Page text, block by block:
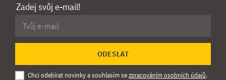
Zadej svůj e-mail!
ODESLAT
Chci odebírat novinky a souhlasím sezpracováním osobních údajů.